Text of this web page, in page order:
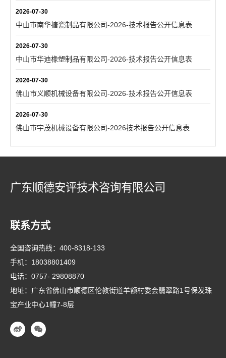
2026-07-30
中山市南华搪瓷制品有限公司-2026-技术报告公开信息表
2026-07-30
中山市华迪橡塑制品有限公司-2026-技术报告公开信息表
2026-07-30
佛山市义顺机械设备有限公司-2026-技术报告公开信息表
2026-07-30
佛山市宇茂机械设备有限公司-2026技术报告公开信息表
广东顺德安评技术咨询有限公司
联系方式
全国咨询热线： 400-8318-133
手机： 18038801409
电话： 0757- 29808870
地址：广东省佛山市顺德区伦教街道羊额村委会翡翠路1号保发珠
宝产业中心1幢7-8层